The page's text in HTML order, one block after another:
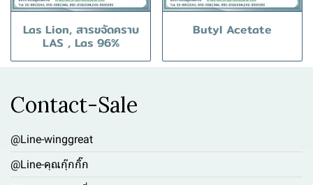
Las Lion, สารขจัดคราบ
LAS , Las 96%
Butyl Acetate
Contact-Sale
@Line-winggreat
@Line-คุณกุ๊กกิ๊ก